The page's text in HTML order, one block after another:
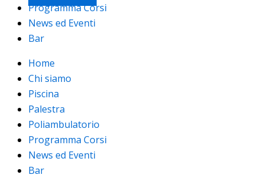
Programma Corsi
News ed Eventi
Bar
Home
Chi siamo
Piscina
Palestra
Poliambulatorio
Programma Corsi
News ed Eventi
Bar